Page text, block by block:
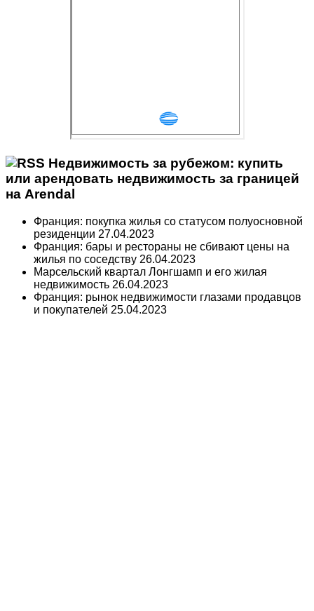
Недвижимость за рубежом: купить
или арендовать недвижимость за границей
на Arendal
Франция: покупка жилья со статусом полуосновной
резиденции 27.04.2023
Франция: бары и рестораны не сбивают цены на
жилья по соседству 26.04.2023
Марсельский квартал Лонгшамп и его жилая
недвижимость 26.04.2023
Франция: рынок недвижимости глазами продавцов
и покупателей 25.04.2023